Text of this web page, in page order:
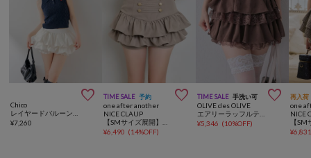

Chico
¥7,260
TIME SALE 予約 
one after another
NICE CLAUP
¥6,490 (14%OFF)
TIME SALE 手洗い可 
OLIVE des OLIVE
¥5,346 (10%OFF)
再入荷
one
NICE
¥